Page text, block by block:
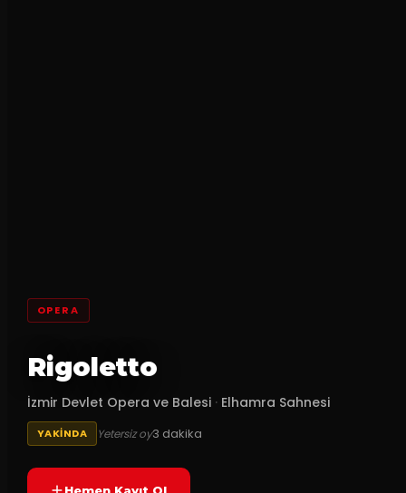
OPERA
Rigoletto
İzmir Devlet Opera ve Balesi · Elhamra Sahnesi
YAKINDA Yetersiz oy3 dakika
Hemen Kayıt Ol